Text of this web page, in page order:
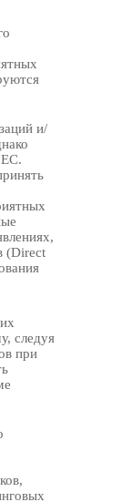
и/
ЕС.
(Direct
следуя
при